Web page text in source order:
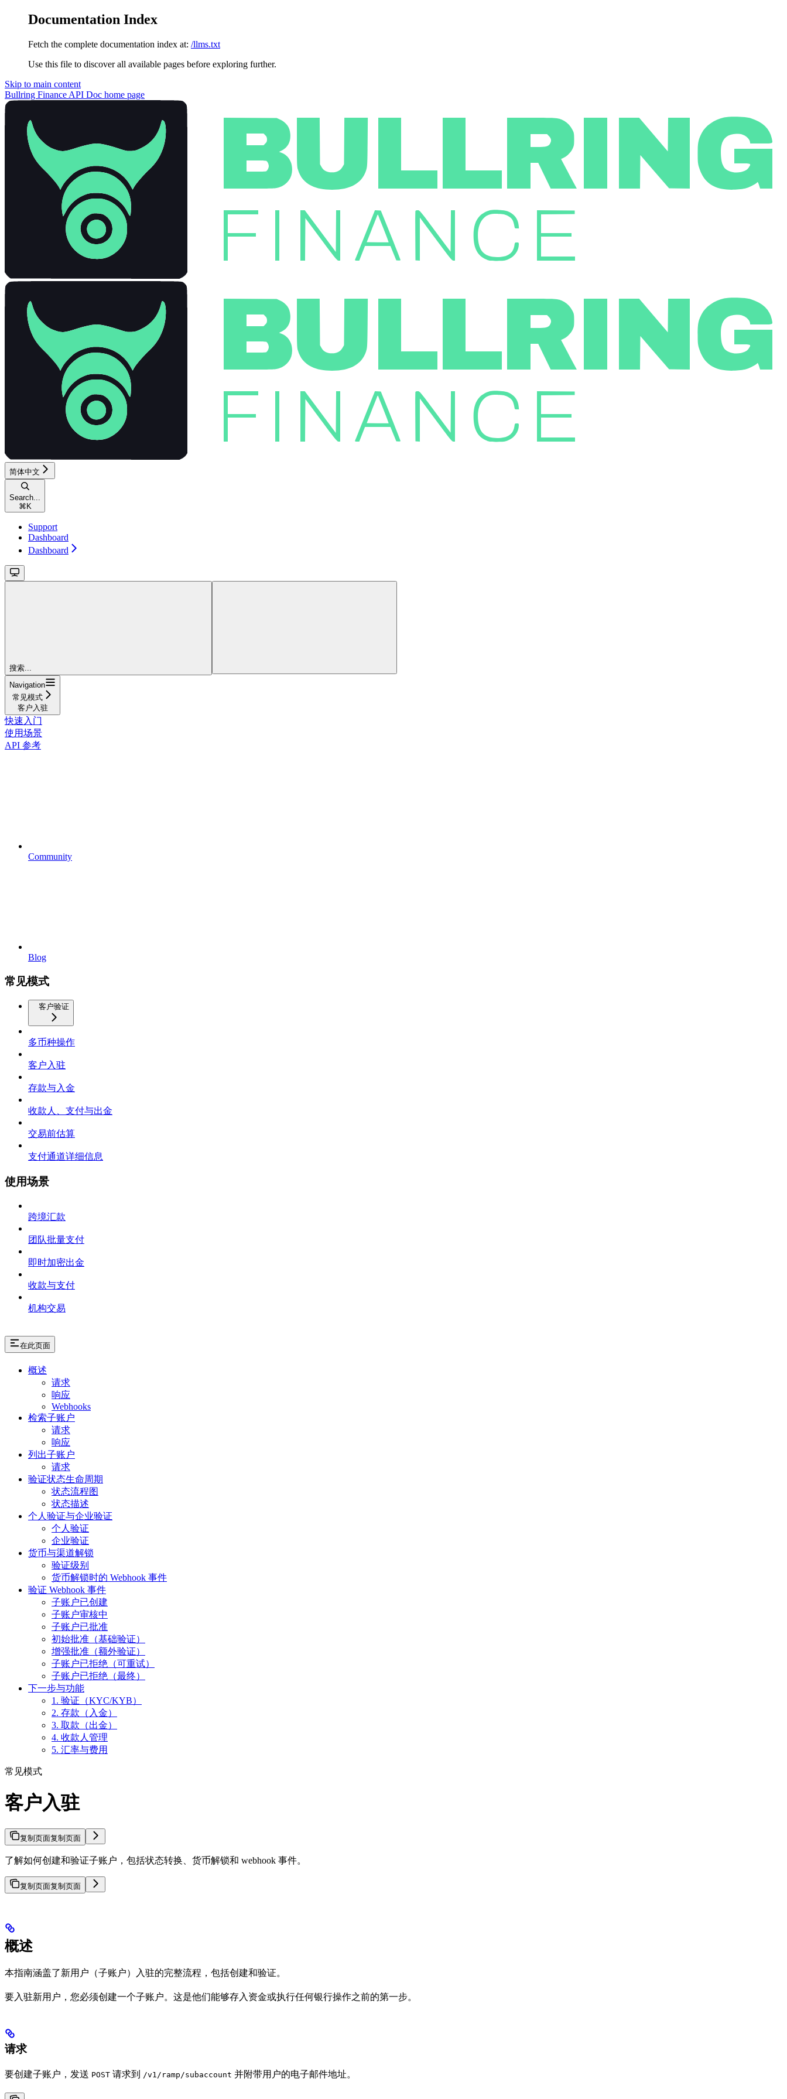
Documentation Index
Fetch the complete documentation index at: /llms.txt
Use this file to discover all available pages before exploring further.
Skip to main content
Bullring Finance API Doc home page
简体中文
Search...
⌘ K
Support
Dashboard
Dashboard
搜索...
Navigation
常见模式
客户入驻
快速入门
使用场景
API 参考
Community
Blog
常见模式
客户验证
多币种操作
客户入驻
存款与入金
收款人、支付与出金
交易前估算
支付通道详细信息
使用场景
跨境汇款
团队批量支付
即时加密出金
收款与支付
机构交易
在此页面
概述
请求
响应
Webhooks
检索子账户
请求
响应
列出子账户
请求
验证状态生命周期
状态流程图
状态描述
个人验证与企业验证
个人验证
企业验证
货币与渠道解锁
验证级别
货币解锁时的 Webhook 事件
验证 Webhook 事件
子账户已创建
子账户审核中
子账户已批准
初始批准（基础验证）
增强批准（额外验证）
子账户已拒绝（可重试）
子账户已拒绝（最终）
下一步与功能
1. 验证（KYC/KYB）
2. 存款（入金）
3. 取款（出金）
4. 收款人管理
5. 汇率与费用
常见模式
客户入驻
复制页面复制页面
了解如何创建和验证子账户，包括状态转换、货币解锁和 webhook 事件。
复制页面复制页面
概述
本指南涵盖了新用户（子账户）入驻的完整流程，包括创建和验证。
要入驻新用户，您必须创建一个子账户。这是他们能够存入资金或执行任何银行操作之前的第一步。
请求
要创建子账户，发送 POST 请求到 /v1/ramp/subaccount 并附带用户的电子邮件地址。